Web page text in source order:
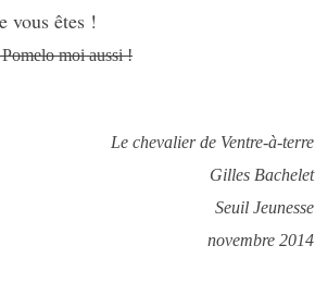
vous êtes !
moi aussi !
Le chevalier de Ventre-à-terre
Gilles Bachelet
Seuil Jeunesse
novembre 2014